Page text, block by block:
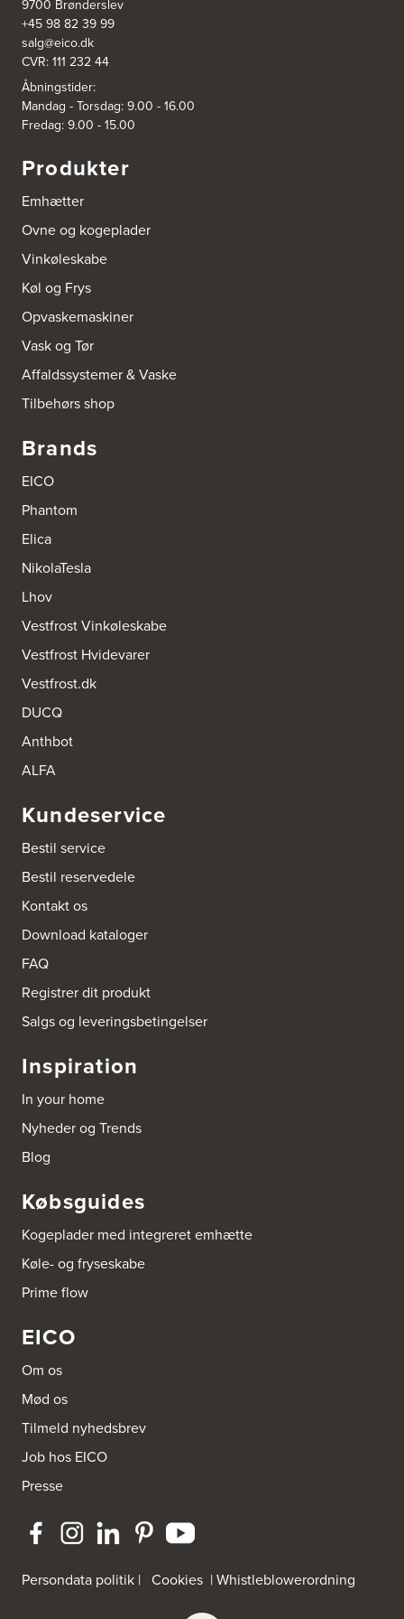
https://www.power.dk/butik/power-roedovre/s-3831/
3832: Power Slagelse
Japanvej 8
4200 Slagelse
Tel.:70338080
https://www.power.dk/butik/power-slagelse/s-3832/
3836: Power Frederikshavn
Grønlandsvej 22
9900 Frederikshavn
https://www.power.dk/butik/power-frederikshavn/s-3836/
3841: Power Haderslev
Nordhavnsvej 2
6100 Haderslev
https://www.power.dk/butik/power-haderslev/s-3841/
A/S Henning Lund Horsens
8700 Horsens
A/S Kærsgaard
Hjørringvej 42
9400 Nørresundby
http://www.designa.dk
AUBO Køkken & Bad Østerbro
2100 København Ø
http://www.aubo.dk
Industrivej 8
5560 Aarup
Tel.:70101005
https://hvidtogfrit.dk/forhandler/aktiv-hvidevareservice/
Amager Køkken bad & Garderobe
2770 Kastrup
http://www.amagerkoekken.dk/
Gutenbergvej 1
9510 Arden
Tel.:
http://www.el-salg.dk
Arnum El-service ApS
Vestergade 30
6510 Gram
http://www.el-salg.dk
Norgesvej 24C
Tel.:73702533
http://www.aubo.dk
Aubo Køkken & Bad Helsingør
3000 Helsingør
Aubo Køkken & Bad Horsens
Løvenørnsgade 12
8700 Horsens
Tel.: 21695061
http://www.aubo.dk
Aubo Køkken & Bad Kalundborg
Tel.:59511842
http://www.aubo.dk
Aubo Køkken & Bad Køge
9700 Brønderslev
+45 98 82 39 99
salg@eico.dk
CVR: 111 232 44
Åbningstider:
Mandag - Torsdag: 9.00 - 16.00
Fredag: 9.00 - 15.00
Produkter
Emhætter
Ovne og kogeplader
Vinkøleskabe
Køl og Frys
Opvaskemaskiner
Vask og Tør
Affaldssystemer & Vaske
Tilbehørs shop
Brands
EICO
Phantom
Elica
NikolaTesla
Lhov
Vestfrost Vinkøleskabe
Vestfrost Hvidevarer
Vestfrost.dk
DUCQ
Anthbot
ALFA
Kundeservice
Bestil service
Bestil reservedele
Kontakt os
Download kataloger
FAQ
Registrer dit produkt
Salgs og leveringsbetingelser
Inspiration
In your home
Nyheder og Trends
Blog
Købsguides
Kogeplader med integreret emhætte
Køle- og fryseskabe
Prime flow
EICO
Om os
Mød os
Tilmeld nyhedsbrev
Job hos EICO
Presse
Persondata politik | Cookies |Whistleblowerordning